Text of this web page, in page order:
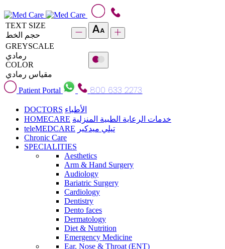
TEXT SIZE
حجم الخط
GREYSCALE
رمادي
COLOR
مقياس رمادي
Patient Portal
800 633 2273
DOCTORS الأطباء
HOMECARE خدمات الرعاية الطبية المنزلية
teleMEDCARE تيلي ميدكير
Chronic Care
SPECIALITIES
Aesthetics
Arm & Hand Surgery
Audiology
Bariatric Surgery
Cardiology
Dentistry
Dento faces
Dermatology
Diet & Nutrition
Emergency Medicine
Ear, Nose & Throat (ENT)